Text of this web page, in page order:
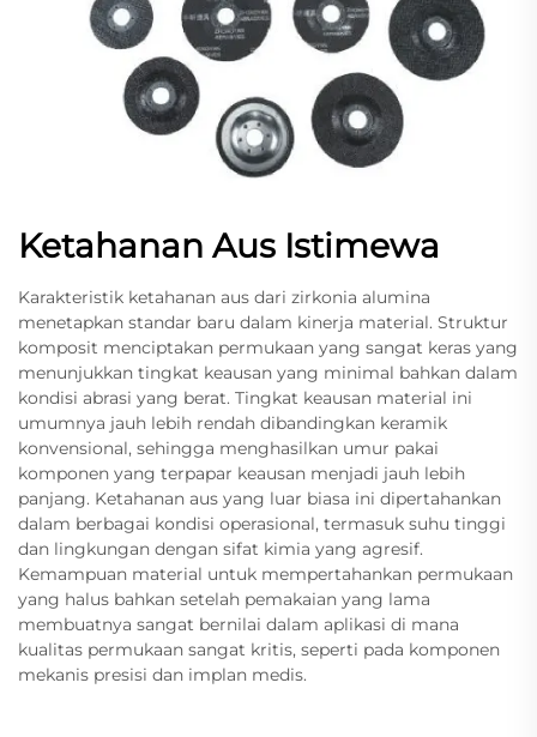
Ketahanan Aus Istimewa
Karakteristik ketahanan aus dari zirkonia alumina
menetapkan standar baru dalam kinerja material. Struktur
komposit menciptakan permukaan yang sangat keras yang
menunjukkan tingkat keausan yang minimal bahkan dalam
kondisi abrasi yang berat. Tingkat keausan material ini
umumnya jauh lebih rendah dibandingkan keramik
konvensional, sehingga menghasilkan umur pakai
komponen yang terpapar keausan menjadi jauh lebih
panjang. Ketahanan aus yang luar biasa ini dipertahankan
dalam berbagai kondisi operasional, termasuk suhu tinggi
dan lingkungan dengan sifat kimia yang agresif.
Kemampuan material untuk mempertahankan permukaan
yang halus bahkan setelah pemakaian yang lama
membuatnya sangat bernilai dalam aplikasi di mana
kualitas permukaan sangat kritis, seperti pada komponen
mekanis presisi dan implan medis.